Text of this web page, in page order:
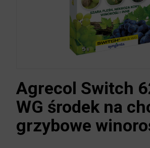
Agrecol Switch
WG środek na
grzybowe